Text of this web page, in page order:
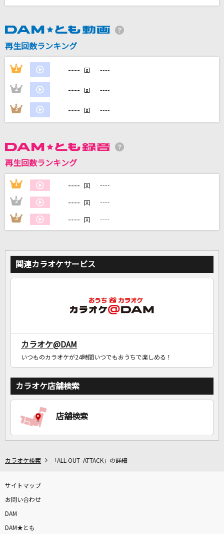
[生音]君がくれた夏
打上花火
DAOKO×米津玄師
DAMの新曲・ランキングなど
DAMに会員登録・ログインして
カラオケをもっと楽しもう！
再生回数ランキング
1 ---- 回 ----
2 ---- 回 ----
3 ---- 回 ----
再生回数ランキング
1 ---- 回 ----
2 ---- 回 ----
3 ---- 回 ----
関連カラオケサービス
カラオケ@DAM
いつものカラオケが24時間いつでもおうちで楽しめる！
カラオケ店舗検索
店舗検索
カラオケ検索 「ALL-OUT ATTACK」の詳細
サイトマップ
お問い合わせ
DAM
DAM★とも